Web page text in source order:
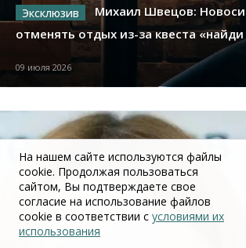
Михаил Швецов:
отменять отдых из-за квеста
09 июля 2026
На нашем сайте используются файлы
cookie. Продолжая пользоваться
сайтом, Вы подтверждаете свое
согласие на использование файлов
cookie в соответствии с условиями их
использования